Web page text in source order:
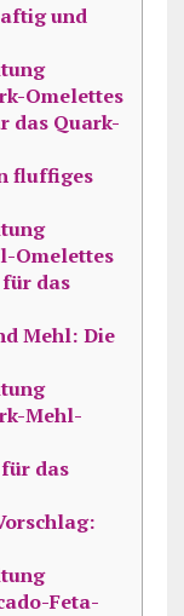
und
Omelettes
das Quark-
fluffiges
Omelettes
das
Mehl: Die
Mehl-
das
Feta-